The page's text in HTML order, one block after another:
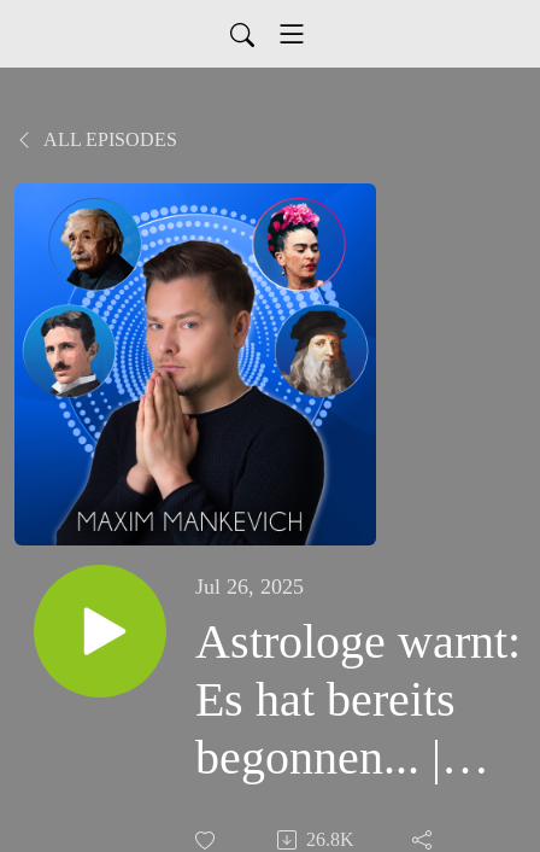
ALL EPISODES
Jul 26, 2025
Astrologe warnt:
Es hat bereits
begonnen... |
Günter 26.8K